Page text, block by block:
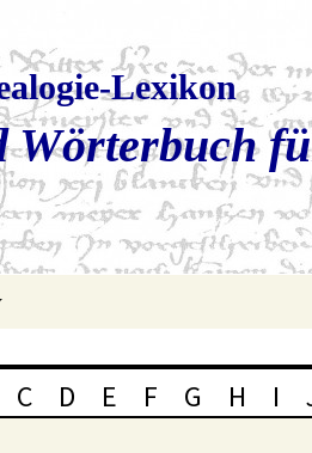
Lexikon
Wörterbuch
C D E F G H I